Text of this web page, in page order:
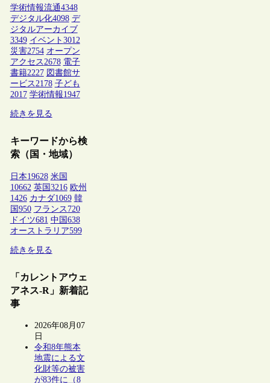
学術情報流通4348
デジタル化4098 デ
ジタルアーカイブ
3349 イベント 3012
災害2754 オープン
アクセス2678 電子
書籍2227 図書館サ
ービス2178 子ども
2017 学術情報1947
続きを見る
キーワードから検
索（国・地域）
日本19628 米国
10662 英国 3216 欧州
1426 カナダ1069 韓
国 950 フランス 720
ドイツ681 中国 638
オーストラリア599
続きを見る
「カレントアウェ
アネス-R」新着記
事
2026年08月07
日
令和8年熊本
地震による文
化財等の被害
が83件に（8